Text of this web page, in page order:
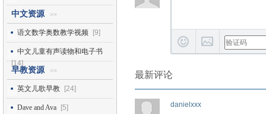
中文资源 >>
语文数学奥数教学视频 [9]
中文儿童有声读物和电子书
[14]
早教资源 >>
英文儿歌早教 [24]
Dave and Ava [5]
最新评论
danielxxx